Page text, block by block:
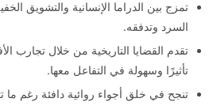
تمزج بين الدراما الإنسانية والتشويق
السرد وتدفقه.
تقدم القضايا التاريخية من خلال تجارب
تأثيرًا وسهولة في التفاعل معها.
تنجح في خلق أجواء روائية دافئة رغم ما